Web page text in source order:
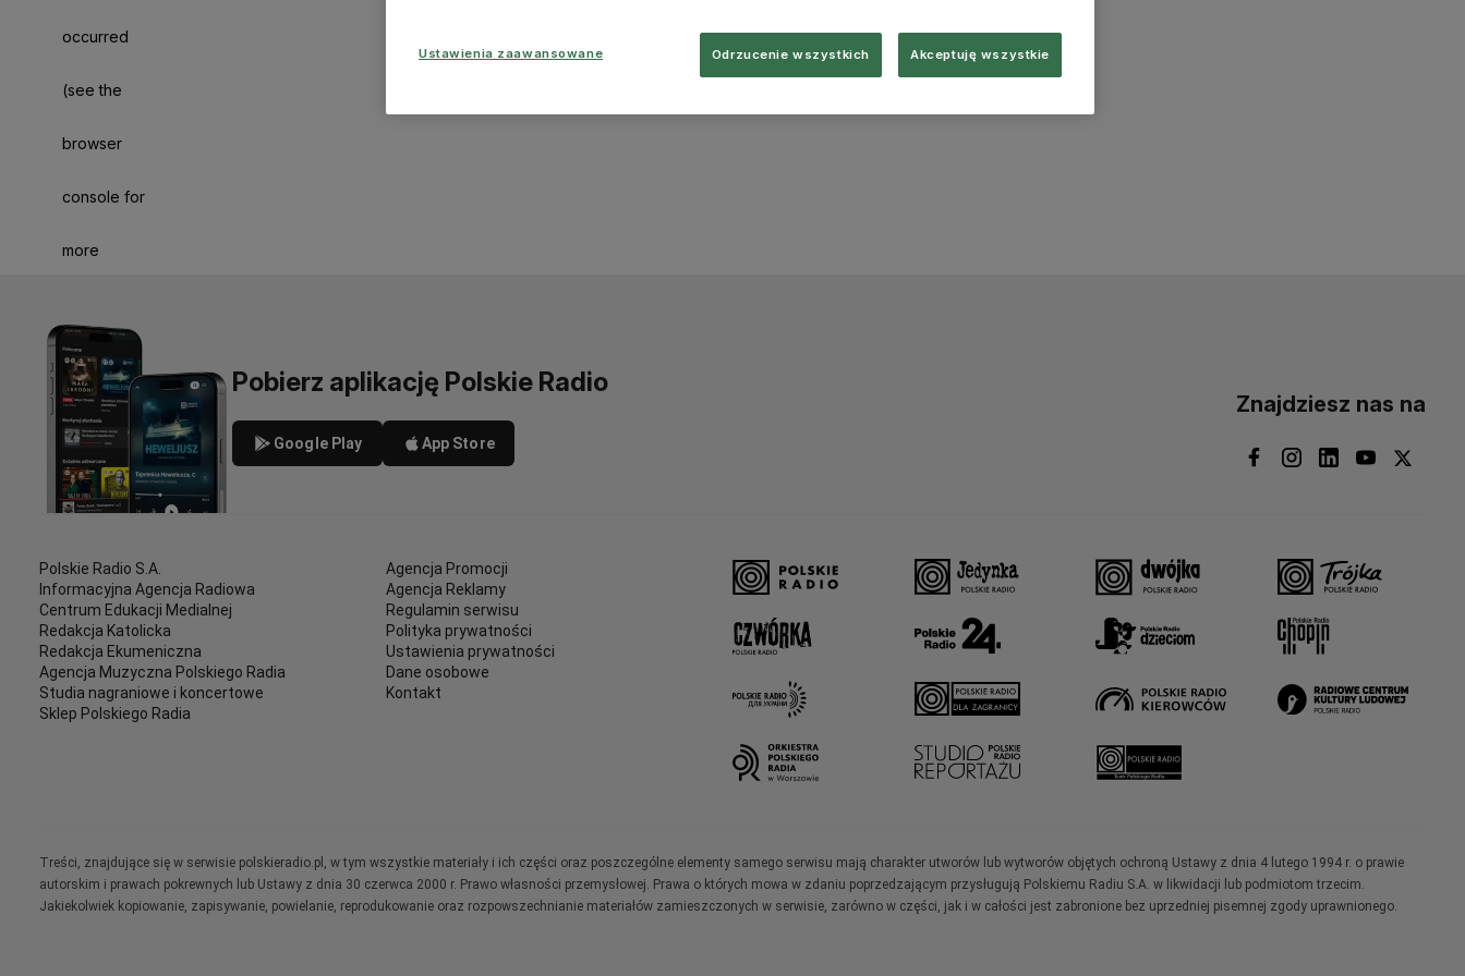
occurred
(see the
browser
console for
more
Pobierz aplikację Polskie Radio
Google Play App Store
Znajdziesz nas na
Polskie Radio S.A.
Informacyjna Agencja Radiowa
Centrum Edukacji Medialnej
Redakcja Katolicka
Redakcja Ekumeniczna
Agencja Muzyczna Polskiego Radia
Studia nagraniowe i koncertowe
Sklep Polskiego Radia
Agencja Promocji
Agencja Reklamy
Regulamin serwisu
Polityka prywatności
Ustawienia prywatności
Dane osobowe
Kontakt
Treści, znajdujące się w serwisie polskieradio.pl, w tym wszystkie materiały i ich części oraz poszczególne elementy samego serwisu mają charakter utworów lub wytworów objętych ochroną Ustawy z dnia 4 lutego 1994 r. o prawie
autorskim i prawach pokrewnych lub Ustawy z dnia 30 czerwca 2000 r. Prawo własności przemysłowej. Prawa o których mowa w zdaniu poprzedzającym przysługują Polskiemu Radiu S.A. w likwidacji lub podmiotom trzecim.
Jakiekolwiek kopiowanie, zapisywanie, powielanie, reprodukowanie oraz rozpowszechnianie materiałów zamieszczonych w serwisie, zarówno w części, jak i w całości jest zabronione bez uprzedniej pisemnej zgody uprawnionego.
Ustawienia zaawansowane Odrzucenie wszystkich Akceptuję wszystkie